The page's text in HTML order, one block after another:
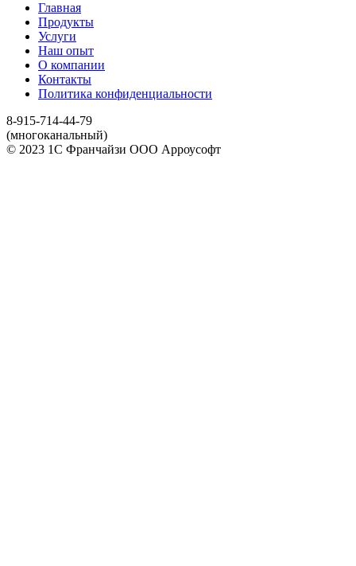
Главная
Продукты
Услуги
Наш опыт
О компании
Контакты
Политика конфиденциальности
8-915-714-44-79
(многоканальный)
© 2023 1С Франчайзи ООО Арроусофт